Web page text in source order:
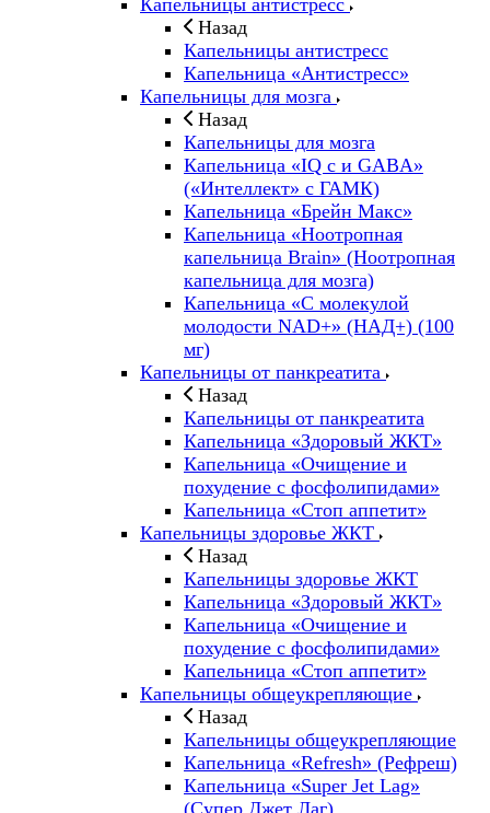
Капельницы антистресс
Назад
Капельницы антистресс
Капельница «Антистресс»
Капельницы для мозга
Назад
Капельницы для мозга
Капельница «IQ с и GABA»
(«Интеллект» с ГАМК)
Капельница «Брейн Макс»
Капельница «Ноотропная
капельница Brain» (Ноотропная
капельница для мозга)
Капельница «С молекулой
молодости NAD+» (НАД+) (100
мг)
Капельницы от панкреатита
Назад
Капельницы от панкреатита
Капельница «Здоровый ЖКТ»
Капельница «Очищение и
похудение с фосфолипидами»
Капельница «Стоп аппетит»
Капельницы здоровье ЖКТ
Назад
Капельницы здоровье ЖКТ
Капельница «Здоровый ЖКТ»
Капельница «Очищение и
похудение с фосфолипидами»
Капельница «Стоп аппетит»
Капельницы общеукрепляющие
Назад
Капельницы общеукрепляющие
Капельница «Refresh» (Рефреш)
Капельница «Super Jet Lag»
(Супер Джет Лаг)